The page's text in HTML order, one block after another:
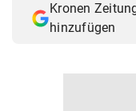
Kronen
hinzufügen